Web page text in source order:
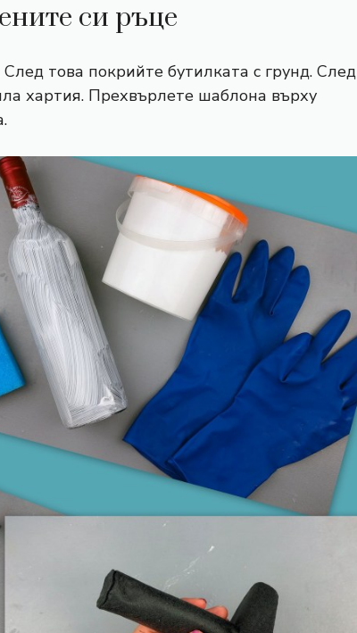
си ръце
това покрийте бутилката с грунд. След
хартия. Прехвърлете шаблона върху